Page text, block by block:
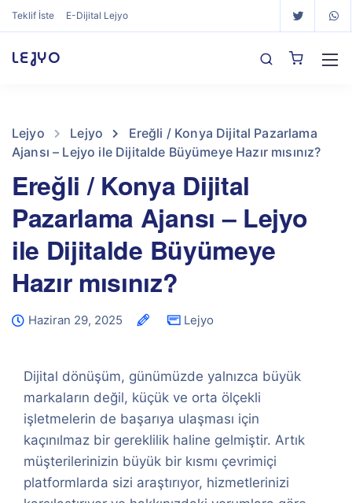
Teklif İste E-Dijital Lejyo
LEJYO
Lejyo Lejyo
Ereğli / Konya Dijital Pazarlama
Ajansı – Lejyo ile Dijitalde Büyümeye Hazır mısınız?
Ereğli / Konya Dijital
Pazarlama Ajansı – Lejyo
ile Dijitalde Büyümeye
Hazır mısınız?
Haziran 29, 2025 Lejyo
Dijital dönüşüm, günümüzde yalnızca büyük
markaların değil, küçük ve orta ölçekli
işletmelerin de başarıya ulaşması için
kaçınılmaz bir gereklilik haline gelmiştir. Artık
müşterilerinizin büyük bir kısmı çevrimiçi
platformlarda sizi araştırıyor, hizmetlerinizi